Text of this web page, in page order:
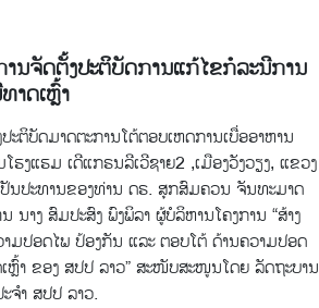
ນຈັດຕັ້ງປະຕິບັດການແກ້ໄຂກໍລະນີການ
າດເຫຼົ້າ
ຕິບັດມາດຕະການໂຕ້ຕອບເຫດການເບື່ອອາຫານ
ງແຮມ ເດີແກຣນລີເວີຊາຍ2 ,ເມືອງວັງວຽງ, ແຂວງ
ນປະທານຂອງທ່ານ ດຣ. ສຸກສົມຄວນ ຈັນທະມາດ
າງ ສົມປະສົງ ພົງພິລາ ຜູ້ບໍລິຫານໂຄງການ “ສ້າງ
ມປອດໄພ ປ້ອງກັນ ແລະ ຕອບໂຕ້ ດ້ານຄວາມປອດ
ຫຼົ້າ ຂອງ ສປປ ລາວ” ສະໜັບສະໜູນໂດຍ ລັດຖະບານ
ຈໍາ ສປປ ລາວ.